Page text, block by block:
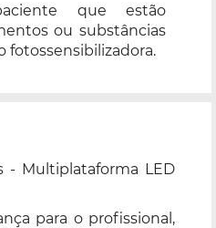
que estão
ou substâncias
fotossensibilizadora.
- Multiplataforma LED
para o profissional,